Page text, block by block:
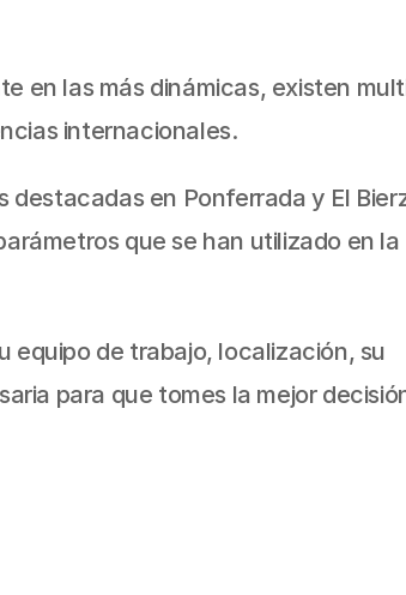
en las más dinámicas, existen
internacionales.
destacadas en Ponferrada y El
que se han utilizado en la
equipo de trabajo, localización, su
para que tomes la mejor